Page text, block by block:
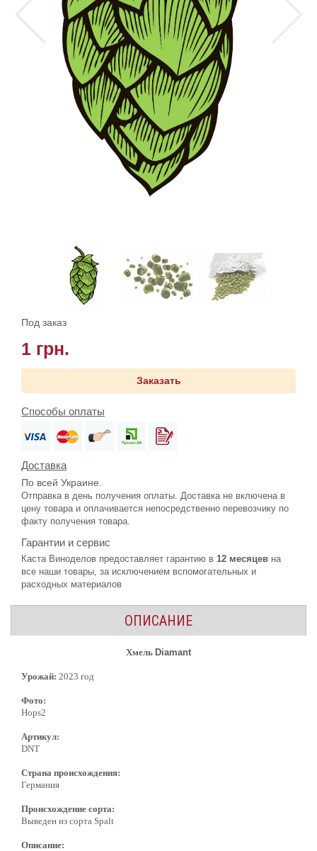
Под заказ
1 грн.
Заказать
Способы оплаты
Доставка
По всей Украине.
Отправка в день получения оплаты. Доставка не включена в
цену товара и оплачивается непосредственно перевозчику по
факту получения товара.
Гарантии и сервис
Каста Виноделов предоставляет гарантию в 12 месяцев на
все наши товары, за исключением вспомогательных и
расходных материалов
ОПИСАНИЕ
Хмель Diamant
Урожай: 2023 год
Фото:
Hops2
Артикул:
DNT
Страна происхождения:
Германия
Происхождение сорта:
Выведен из сорта Spalt
Описание: